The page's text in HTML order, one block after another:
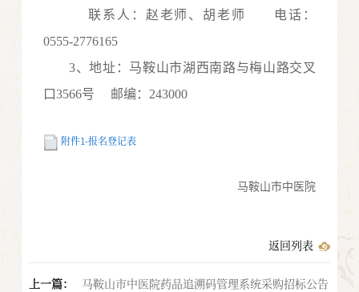
联系人：赵老师、胡老师
电话：
0555-2776165
3、地址：马鞍山市湖西南路与梅山路交叉
口3566号 邮编：243000
附件1-报名登记表
马鞍山市中医院
返回列表
上一篇：
马鞍山市中医院药品追溯码管理系统采购招标公告